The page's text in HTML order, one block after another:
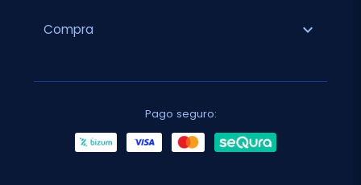
Compra expand_more
Pago seguro: